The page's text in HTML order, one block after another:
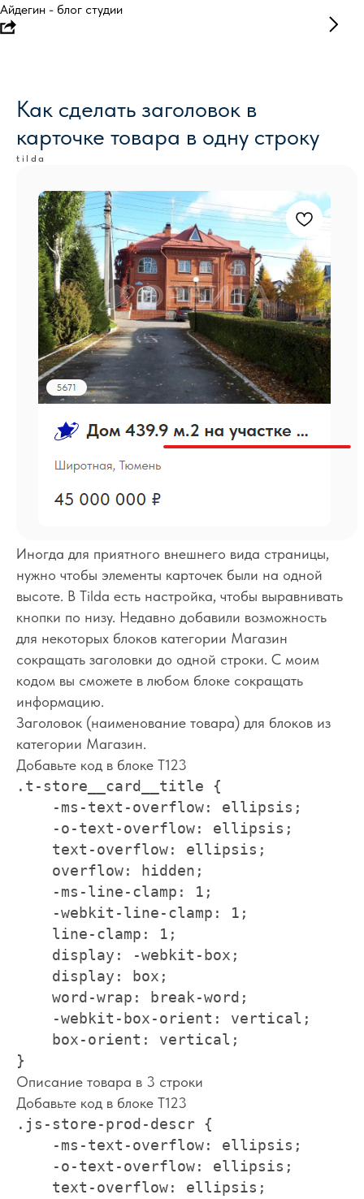
Айдегин - блог студии
Как сделать заголовок в
карточке товара в одну строку
tilda
Иногда для приятного внешнего вида страницы,
нужно чтобы элементы карточек были на одной
высоте. В Tilda есть настройка, чтобы выравнивать
кнопки по низу. Недавно добавили возможность
для некоторых блоков категории Магазин
сокращать заголовки до одной строки. С моим
кодом вы сможете в любом блоке сокращать
информацию.
Заголовок (наименование товара) для блоков из
категории Магазин.
Добавьте код в блоке Т123
.t-store__card__title {
    -ms-text-overflow: ellipsis;
    -o-text-overflow: ellipsis;
    text-overflow: ellipsis;
    overflow: hidden;
    -ms-line-clamp: 1;
    -webkit-line-clamp: 1;
    line-clamp: 1;
    display: -webkit-box;
    display: box;
    word-wrap: break-word;
    -webkit-box-orient: vertical;
    box-orient: vertical;
}
Описание товара в 3 строки
Добавьте код в блоке Т123
.js-store-prod-descr {
    -ms-text-overflow: ellipsis;
    -o-text-overflow: ellipsis;
    text-overflow: ellipsis;